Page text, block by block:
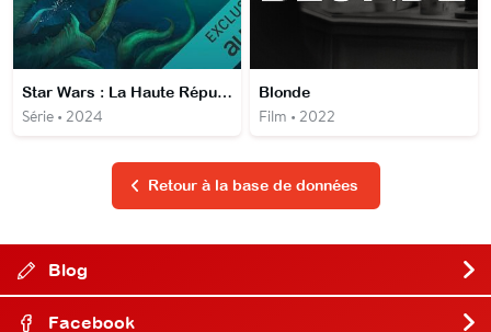
Star Wars : La Haute République : Le Sombre Flambeau
Série • 2024
Blonde
Film • 2022
Retour à la base de données
Blog
Facebook